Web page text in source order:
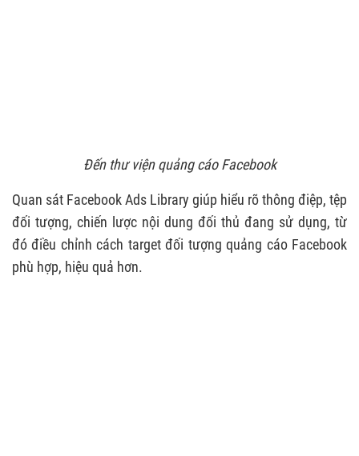
Đến thư viện quảng cáo Facebook
Quan sát Facebook Ads Library giúp hiểu rõ thông điệp, tệp
đối tượng, chiến lược nội dung đối thủ đang sử dụng, từ
đó điều chỉnh cách target đối tượng quảng cáo Facebook
phù hợp, hiệu quả hơn.